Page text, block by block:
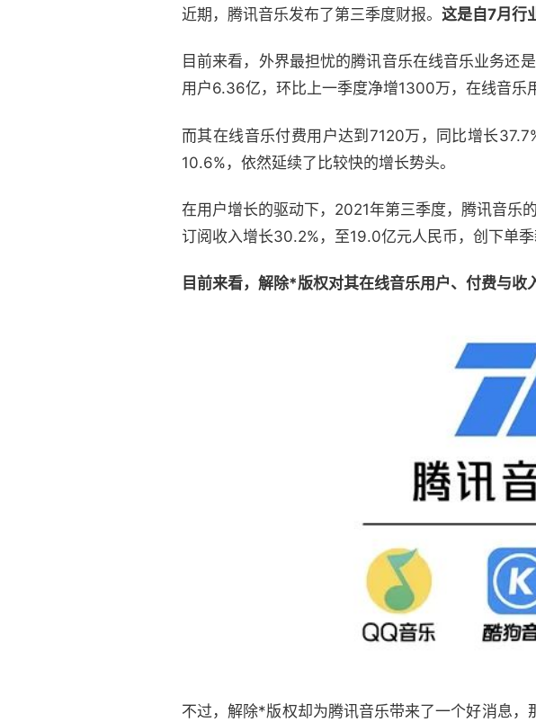
近期，腾讯音乐发布了第三季度财报。 这是自7月行
目前来看，外界最担忧的腾讯音乐在线音乐业务还
用户6.36亿，环比上一季度净增1300万，在线音乐
而其在线音乐付费用户达到7120万，同比增长
10.6%，依然延续了比较快的增长势头。
在用户增长的驱动下，2021年第三季度，腾讯音乐
订阅收入增长30.2%，至19.0亿元人民币，创下单季
目前来看，解除*版权对其在线音乐用户、付费与收
不过，解除*版权却为腾讯音乐带来了一个好消息，